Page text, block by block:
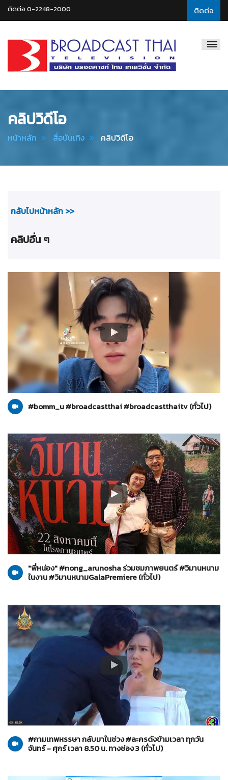
ติดต่อ
ติดต่อ 0-2248-2000
Thai
คลิปวิดีโอ
หน้าหลัก สื่อบันเทิง คลิปวิดีโอ
กลับไปหน้าหลัก >>
คลิปอื่น ๆ
28-08-2567
ทั่วไป
#bomm_u #broadcastthai #broadcastthaitv (ทั่วไป)
20-08-2567
ทั่วไป
"พี่หน่อง" #nong_arunosha ร่วมชมภาพยนตร์ #วิมานหนาม
ในงาน #วิมานหนามGalaPremiere (ทั่วไป)
14-08-2567
ทั่วไป
#กามเทพหรรษา กลับมาในช่วง #ละครดังข้ามเวลา ทุกวัน
จันทร์ - ศุกร์ เวลา 8.50 น. ทางช่อง 3 (ทั่วไป)